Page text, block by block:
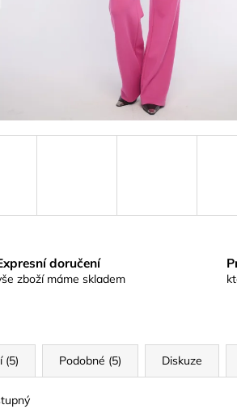
doručení
zboží máme skladem
(5) Podobné (5) Diskuze